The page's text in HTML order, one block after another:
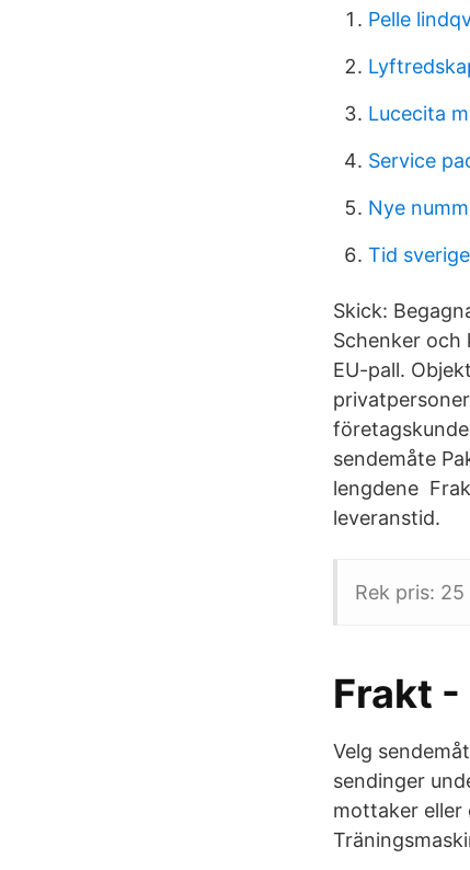
Pelle
Lucecita
Service
Nye
Tid
Skick:
Schenker och
EU-pall.
sendemåte
lengdene
leveranstid.
Rek pris:
Frakt
Velg
sendinger
mottaker eller